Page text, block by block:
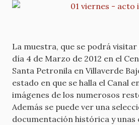
La muestra, que se podrá
día 4 de Marzo de 2012 en el
Santa Petronila en Villaverde
estado en que se halla el Canal
imágenes de los numerosos
Además se puede ver una
documentación histórica y unas